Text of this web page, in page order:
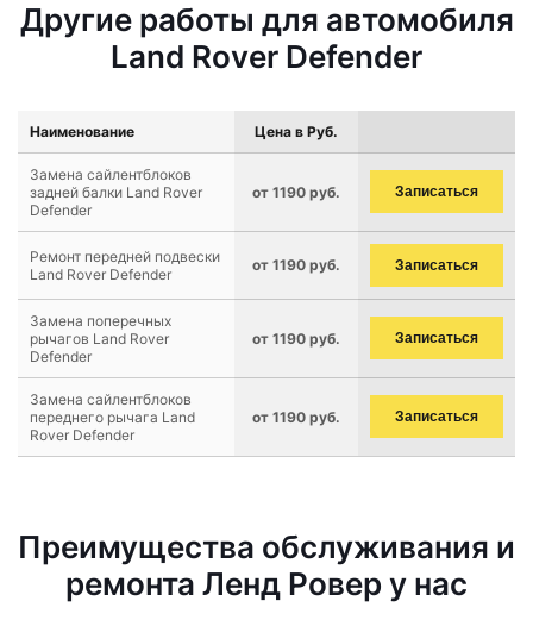
Другие работы для автомобиля
Land Rover Defender
Наименование Цена в Руб.
Замена сайлентблоков
задней балки Land Rover
Defender
от 1190 руб. Записаться
Ремонт передней подвески
Land Rover Defender
от 1190 руб. Записаться
Замена поперечных
рычагов Land Rover
Defender
от 1190 руб. Записаться
Замена сайлентблоков
переднего рычага Land
Rover Defender
от 1190 руб. Записаться
Преимущества обслуживания и
ремонта Ленд Ровер у нас